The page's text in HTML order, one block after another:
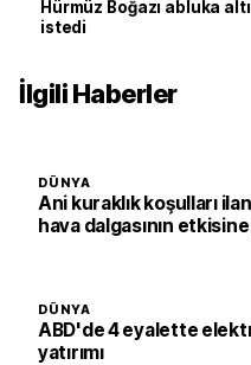
Hürmüz Boğazı abluka
istedi
İlgili Haberler
DÜNYA
Ani kuraklık koşulları
hava dalgasının
DÜNYA
ABD'de 4 eyalette
yatırımı